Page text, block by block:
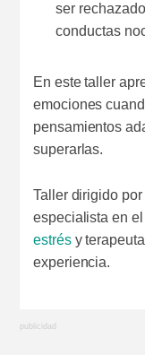
ser
conductas
En este taller
emociones
pensamientos
superarlas.
Taller dirigido
especialista en
estrésy
experiencia.